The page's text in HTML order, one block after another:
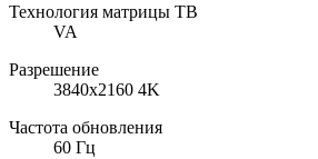
Технология матрицы ТВ
VA
Разрешение
3840x2160 4K
Частота обновления
60 Гц